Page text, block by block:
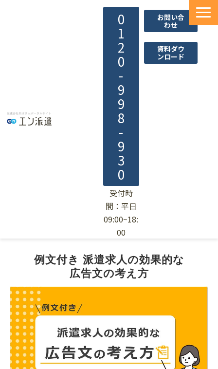
0
1
2
0
-
9
9
8
-
9
3
0
受付時
間：平日
09:00~18:
00
お問い合
わせ
資料ダウ
ンロード
エン派遣の特徴
お役立ち資料
派遣スタッフの依頼
例文付き 派遣求人の効果的な
広告文の考え方